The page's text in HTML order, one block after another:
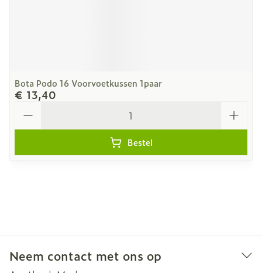
Bota Podo 16 Voorvoetkussen 1paar
€ 13,40
Bestel
Neem contact met ons op